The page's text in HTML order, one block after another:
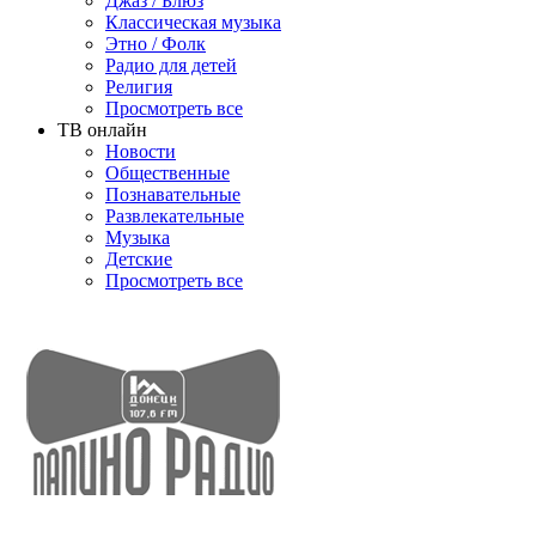
Классическая музыка
Этно / Фолк
Радио для детей
Религия
Просмотреть все
ТВ онлайн
Новости
Общественные
Познавательные
Развлекательные
Музыка
Детские
Просмотреть все